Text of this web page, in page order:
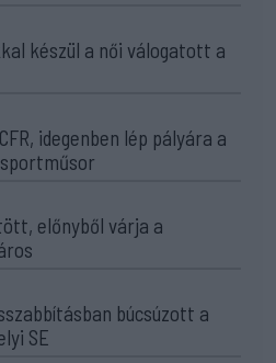
készül a női válogatott a
idegenben lép pályára a
előnyből várja a
búcsúzott a
SE